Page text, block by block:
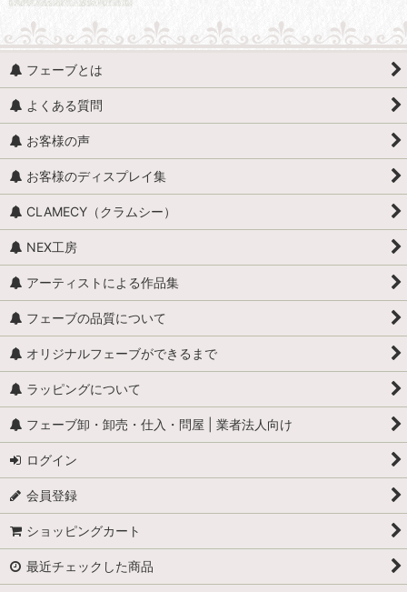
フェーブとは
よくある質問
お客様の声
お客様のディスプレイ集
CLAMECY（クラムシー）
NEX工房
アーティストによる作品集
フェーブの品質について
オリジナルフェーブができるまで
ラッピングについて
フェーブ卸・卸売・仕入・問屋 | 業者法人向け
ログイン
会員登録
ショッピングカート
最近チェックした商品